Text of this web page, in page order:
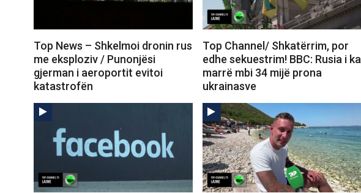
Top News – Shkelmoi dronin rus
me eksploziv / Punonjësi
gjerman i aeroportit evitoi
katastrofën
Top Channel/ Shkatërrim, por
edhe sekuestrim! BBC: Rusia i ka
marrë mbi 34 mijë prona
ukrainasve